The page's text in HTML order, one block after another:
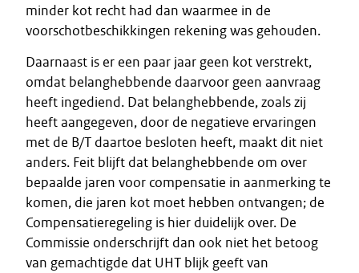
minder kot recht had dan waarmee in de
voorschotbeschikkingen rekening was gehouden.
Daarnaast is er een paar jaar geen kot verstrekt,
omdat belanghebbende daarvoor geen aanvraag
heeft ingediend. Dat belanghebbende, zoals zij
heeft aangegeven, door de negatieve ervaringen
met de B/T daartoe besloten heeft, maakt dit niet
anders. Feit blijft dat belanghebbende om over
bepaalde jaren voor compensatie in aanmerking te
komen, die jaren kot moet hebben ontvangen; de
Compensatieregeling is hier duidelijk over. De
Commissie onderschrijft dan ook niet het betoog
van gemachtigde dat UHT blijk geeft van